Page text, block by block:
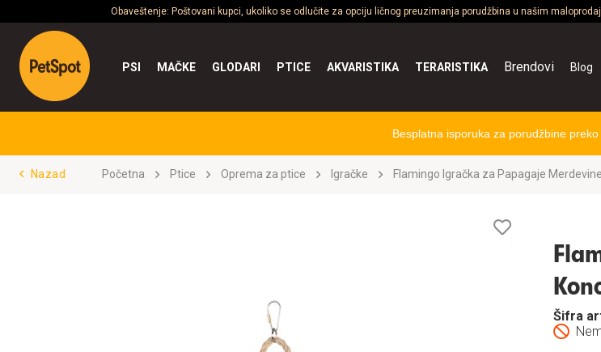
Obaveštenje: Poštovani kupci, ukoliko se odlučite za opciju ličnog preuzimanja porudžbina u našim
PSI MAČKE GLODARI PTICE AKVARISTIKA TERARISTIKA Brendovi Blog
Besplatna isporuka za porudžbine preko
Nazad Početna Ptice Oprema za ptice Igračke Flamingo Igračka za Papagaje
želja
Šifra